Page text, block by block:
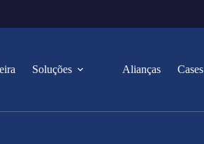
Soluções Alianças Cases